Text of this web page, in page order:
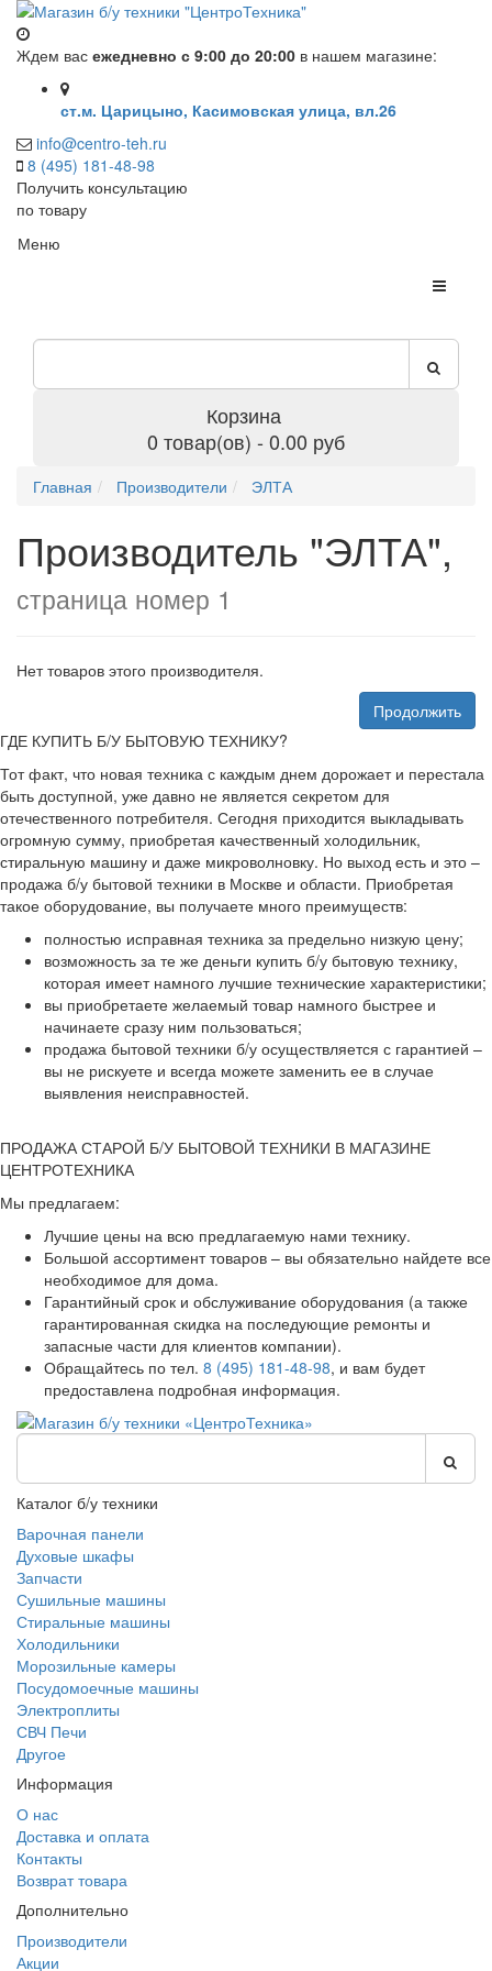
Ждем вас ежедневно с 9:00 до 20:00 в нашем магазине:
ст.м. Царицыно, Касимовская улица, вл.26
info@centro-teh.ru
8 (495) 181-48-98
Получить консультацию
по товару
Меню
Корзина
0 товар(ов) - 0.00 руб
Главная Производители ЭЛТА
Производитель "ЭЛТА",
страница номер 1
Нет товаров этого производителя.
Продолжить
ГДЕ КУПИТЬ Б/У БЫТОВУЮ ТЕХНИКУ?
Тот факт, что новая техника с каждым днем дорожает и перестала
быть доступной, уже давно не является секретом для
отечественного потребителя. Сегодня приходится выкладывать
огромную сумму, приобретая качественный холодильник,
стиральную машину и даже микроволновку. Но выход есть и это –
продажа б/у бытовой техники в Москве и области. Приобретая
такое оборудование, вы получаете много преимуществ:
полностью исправная техника за предельно низкую цену;
возможность за те же деньги купить б/у бытовую технику,
которая имеет намного лучшие технические характеристики;
вы приобретаете желаемый товар намного быстрее и
начинаете сразу ним пользоваться;
продажа бытовой техники б/у осуществляется с гарантией –
вы не рискуете и всегда можете заменить ее в случае
выявления неисправностей.
ПРОДАЖА СТАРОЙ Б/У БЫТОВОЙ ТЕХНИКИ В МАГАЗИНЕ
ЦЕНТРОТЕХНИКА
Мы предлагаем:
Лучшие цены на всю предлагаемую нами технику.
Большой ассортимент товаров – вы обязательно найдете все
необходимое для дома.
Гарантийный срок и обслуживание оборудования (а также
гарантированная скидка на последующие ремонты и
запасные части для клиентов компании).
Обращайтесь по тел. 8 (495) 181-48-98, и вам будет
предоставлена подробная информация.
Каталог б/у техники
Варочная панели
Духовые шкафы
Запчасти
Сушильные машины
Стиральные машины
Холодильники
Морозильные камеры
Посудомоечные машины
Электроплиты
СВЧ Печи
Другое
Информация
О нас
Доставка и оплата
Контакты
Возврат товара
Дополнительно
Производители
Акции